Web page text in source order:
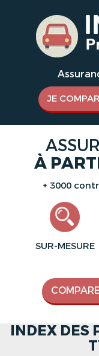
JE
À
+ 3000
SUR-MESURE
INDEX DES